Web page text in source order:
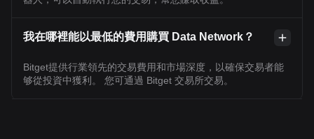
我在哪裡能以最低的費用購買 Data Network？
Bitget提供行業領先的交易費用和市場深度，以確保交易者能
够從投資中獲利。 您可通過 Bitget 交易所交易。